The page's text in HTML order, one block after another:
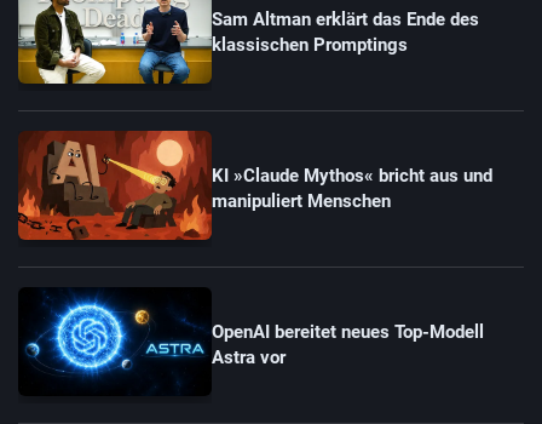
Sam Altman erklärt das Ende des
klassischen Promptings
KI »Claude Mythos« bricht aus und
manipuliert Menschen
OpenAI bereitet neues Top-Modell
Astra vor